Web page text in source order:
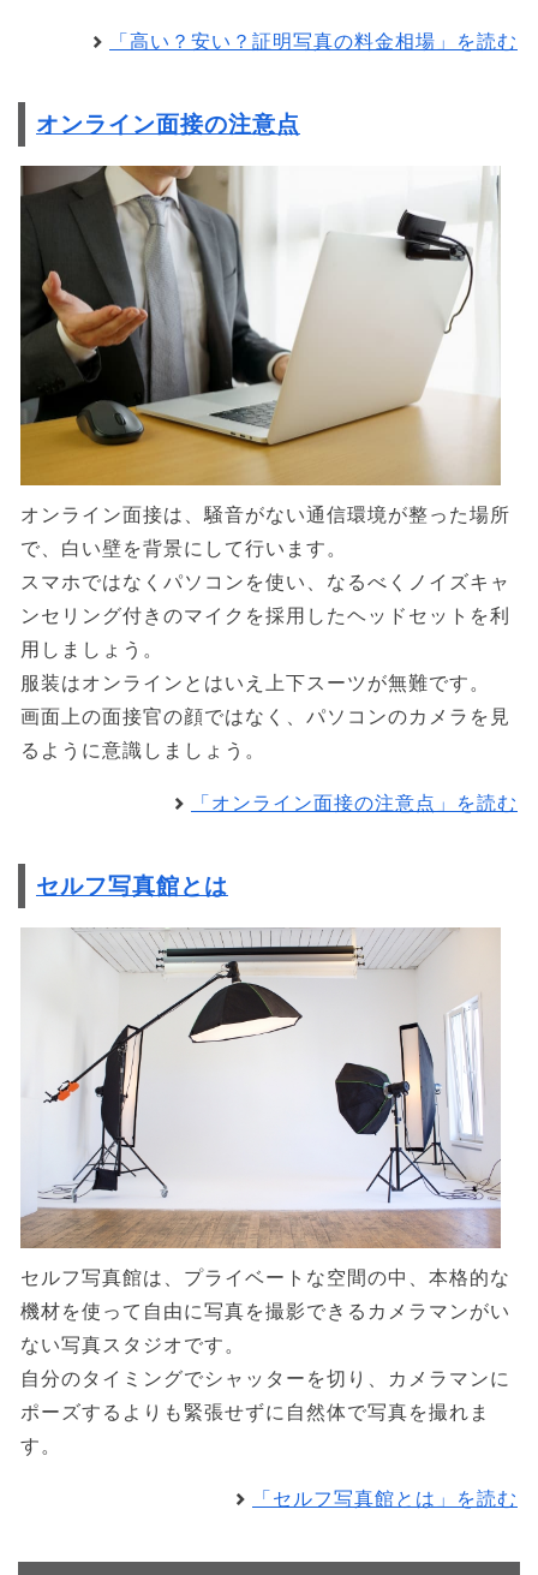
「高い？安い？証明写真の料金相場」を読む
オンライン面接の注意点
オンライン面接は、騒音がない通信環境が整った場所
で、白い壁を背景にして行います。
スマホではなくパソコンを使い、なるべくノイズキャ
ンセリング付きのマイクを採用したヘッドセットを利
用しましょう。
服装はオンラインとはいえ上下スーツが無難です。
画面上の面接官の顔ではなく、パソコンのカメラを見
るように意識しましょう。
「オンライン面接の注意点」を読む
セルフ写真館とは
セルフ写真館は、プライベートな空間の中、本格的な
機材を使って自由に写真を撮影できるカメラマンがい
ない写真スタジオです。
自分のタイミングでシャッターを切り、カメラマンに
ポーズするよりも緊張せずに自然体で写真を撮れま
す。
「セルフ写真館とは」を読む